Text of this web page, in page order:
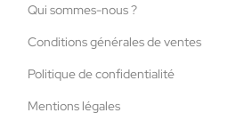
Qui sommes-nous ?
Conditions générales de ventes
Politique de confidentialité
Mentions légales